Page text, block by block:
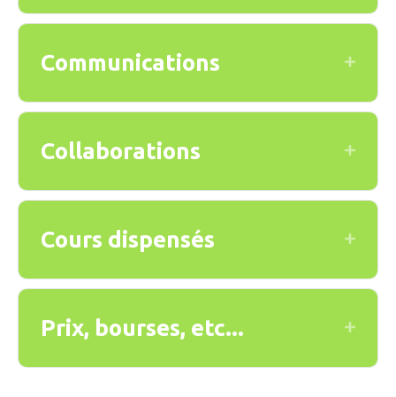
Communications Expand
Collaborations Expand
Cours dispensés Expand
Prix, bourses, etc... Expand